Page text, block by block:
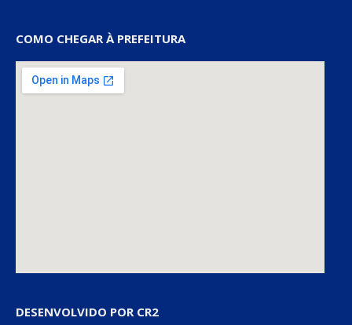
COMO CHEGAR À PREFEITURA
DESENVOLVIDO POR CR2